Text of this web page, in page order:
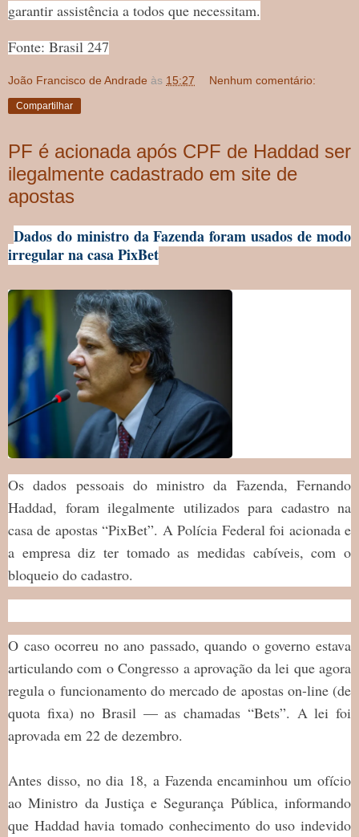
garantir assistência a todos que necessitam.
Fonte: Brasil 247
João Francisco de Andrade às 15:27 Nenhum comentário:
Compartilhar
PF é acionada após CPF de Haddad ser
ilegalmente cadastrado em site de
apostas
Dados do ministro da Fazenda foram usados de modo
irregular na casa PixBet
Os dados pessoais do ministro da Fazenda, Fernando
Haddad, foram ilegalmente utilizados para cadastro na
casa de apostas “PixBet”. A Polícia Federal foi acionada e
a empresa diz ter tomado as medidas cabíveis, com o
bloqueio do cadastro.
O caso ocorreu no ano passado, quando o governo estava
articulando com o Congresso a aprovação da lei que agora
regula o funcionamento do mercado de apostas on-line (de
quota fixa) no Brasil — as chamadas “Bets”. A lei foi
aprovada em 22 de dezembro.
Antes disso, no dia 18, a Fazenda encaminhou um ofício
ao Ministro da Justiça e Segurança Pública, informando
que Haddad havia tomado conhecimento do uso indevido